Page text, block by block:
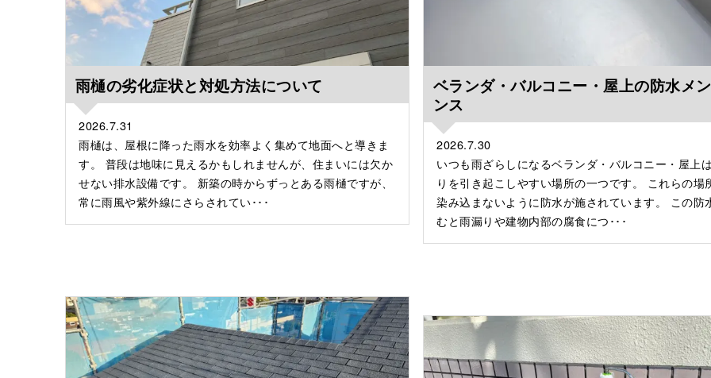
雨樋の劣化症状と対処方法について
2026.7.31
雨樋は、屋根に降った雨水を効率よく集めて地面へと導きま
す。 普段は地味に見えるかもしれませんが、住まいには欠か
せない排水設備です。 新築の時からずっとある雨樋ですが、
常に雨風や紫外線にさらされてい･･･
ベランダ・バルコニー・屋上の防水メ
ンス
2026.7.30
いつも雨ざらしになるベランダ・バルコニー・屋上
りを引き起こしやすい場所の一つです。 これらの場
染み込まないように防水が施されています。 この防
むと雨漏りや建物内部の腐食につ･･･